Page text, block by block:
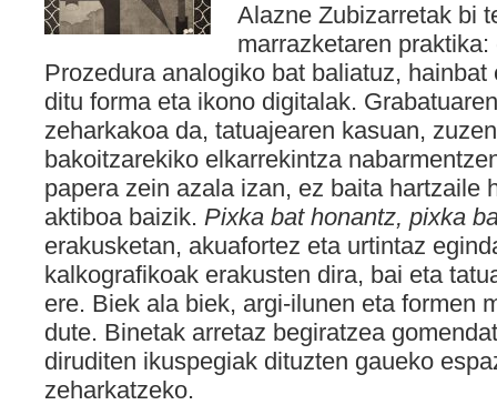
Alazne Zubizarretak bi
marrazketaren
Prozedura analogiko bat baliatuz,
ditu forma eta ikono digitalak.
zeharkakoa da, tatuajearen kasuan,
bakoitzarekiko elkarrekintza
papera zein azala izan, ez baita hartzaile
aktiboa baizik. Pixka bat honantz, pixka
erakusketan, akuafortez eta urtintaz
kalkografikoak erakusten dira, bai eta
ere. Biek ala biek, argi-ilunen eta formen
dute. Binetak arretaz begiratzea
diruditen ikuspegiak dituzten gaueko
zeharkatzeko.